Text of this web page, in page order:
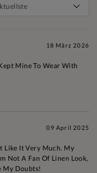
18 März 2026
Mine To Wear With
09 April 2025
Like It Very Much. My
Not A Fan Of Linen Look,
My Doubts!